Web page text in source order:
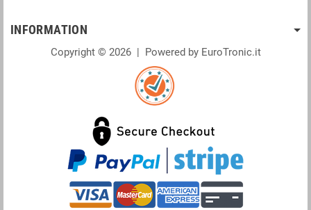
INFORMATION
Copyright © 2026 | Powered by EuroTronic.it